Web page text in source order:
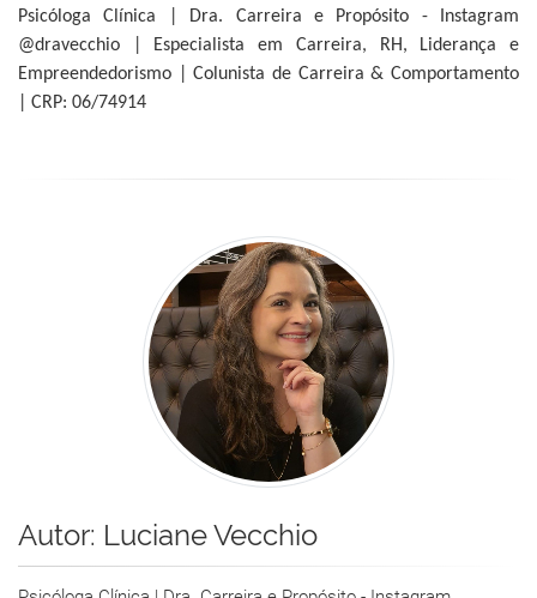
Psicóloga Clínica | Dra. Carreira e Propósito - Instagram
@dravecchio | Especialista em Carreira, RH, Liderança e
Empreendedorismo | Colunista de Carreira & Comportamento
| CRP: 06/74914
Autor: Luciane Vecchio